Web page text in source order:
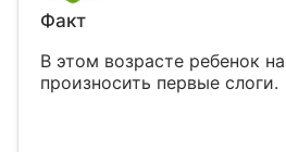
Факт
В этом возрасте ребенок
произносить первые слоги.